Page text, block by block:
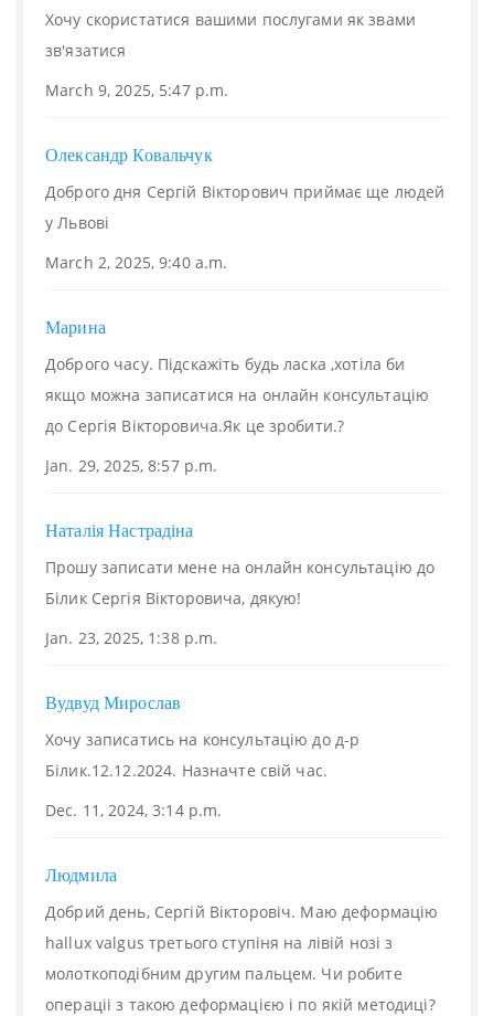
Хочу скористатися вашими послугами як звами
зв'язатися
March 9, 2025, 5:47 p.m.
Олександр Ковальчук
Доброго дня Сергій Вікторович приймає ще людей
у Львові
March 2, 2025, 9:40 a.m.
Марина
Доброго часу. Підскажіть будь ласка ,хотіла би
якщо можна записатися на онлайн консультацію
до Сергія Вікторовича.Як це зробити.?
Jan. 29, 2025, 8:57 p.m.
Наталія Настрадіна
Прошу записати мене на онлайн консультацію до
Білик Сергія Вікторовича, дякую!
Jan. 23, 2025, 1:38 p.m.
Вудвуд Мирослав
Хочу записатись на консультацію до д-р
Білик.12.12.2024. Назначте свій час.
Dec. 11, 2024, 3:14 p.m.
Людмила
Добрий день, Сергій Вікторовіч. Маю деформацію
hallux valgus третього ступіня на лівій нозі з
молоткоподібним другим пальцем. Чи робите
операціі з такою деформацією і по якій методиці?